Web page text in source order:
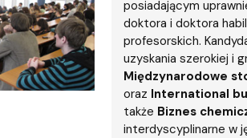
posiadającym
doktora i doktora
profesorskich.
uzyskania szerokiej i
Międzynarodowe
oraz International
także Biznes
interdyscyplinarne w